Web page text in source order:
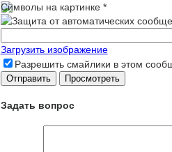
Символы на картинке*
Загрузить изображение
Разрешить смайлики в этом
Задать вопрос